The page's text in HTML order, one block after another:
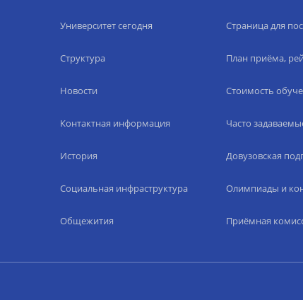
Университет сегодня
Структура
Новости
Контактная информация
История
Социальная инфраструктура
Общежития
Страница для
План приёма,
Стоимость
Часто
Довузовская
Олимпиады и
Приёмная